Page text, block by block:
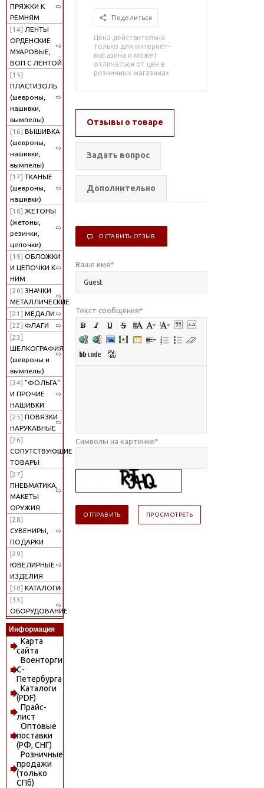
ПРЯЖКИ К
РЕМНЯМ
[14] ЛЕНТЫ
ОРДЕНСКИЕ
МУАРОВЫЕ,
ВОП С ЛЕНТОЙ
[15]
ПЛАСТИЗОЛЬ
(шевроны,
нашивки,
вымпелы)
[16] ВЫШИВКА
(шевроны,
нашивки,
вымпелы)
[17] ТКАНЫЕ
(шевроны,
нашивки)
[18] ЖЕТОНЫ
(жетоны,
резинки,
цепочки)
[19] ОБЛОЖКИ
И ЦЕПОЧКИ К
НИМ
[20] ЗНАЧКИ
МЕТАЛЛИЧЕСКИЕ
[21] МЕДАЛИ
[22] ФЛАГИ
[23]
ШЕЛКОГРАФИЯ
(шевроны и
вымпелы)
[24] "ФОЛЬГА"
И ПРОЧИЕ
НАШИВКИ
[25] ПОВЯЗКИ
НАРУКАВНЫЕ
[26]
СОПУТСТВУЮЩИЕ
ТОВАРЫ
[27]
ПНЕВМАТИКА,
МАКЕТЫ
ОРУЖИЯ
[28]
СУВЕНИРЫ,
ПОДАРКИ
[29]
ЮВЕЛИРНЫЕ
ИЗДЕЛИЯ
[30] КАТАЛОГИ
[33]
ОБОРУДОВАНИЕ
Информация
Карта
сайта
Военторги
С-
Петербурга
Каталоги
(PDF)
Прайс-
лист
Оптовые
поставки
(РФ, СНГ)
Розничные
продажи
(только
СПб)
Поделиться
Цена действительна
только для интернет-
магазина и может
отличаться от цен в
розничных магазинах
Отзывы о товаре
Задать вопрос
Дополнительно
ОСТАВИТЬ ОТЗЫВ
Ваше имя*
Текст сообщения*
Символы на картинке*